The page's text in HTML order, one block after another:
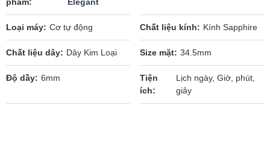
Loại máy Cơ tự động Chất liệu kính Kính Sapphire
Chất liệu dây Dây Kim Loại Size mặt 34.5mm
Độ dầy 6mm
Tiện
ích
Lịch ngày, Giờ, phút,
giây